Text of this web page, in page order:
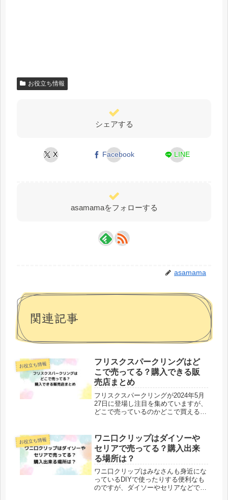
お役立ち情報
シェアする
X Facebook LINE
asamamaをフォローする
asamama
関連記事
お役立ち情報
フリスクスパークリングはど
こで売ってる？購入できる販
売店まとめ
フリスクスパークリングが2024年5月
27日に登場し注目を集めていますが、
どこで売っているのかどこで買えるの
SPARKLING（フリスクスパークリン
グ）」の価格や、実際に飲んだ人々...
お役立ち情報
ワニ口クリップはダイソーや
セリアで売ってる？購入出来
る場所は？
ワニ口クリップはみなさんも身近にな
っているDIYで使ったりする便利なも
のですが、ダイソーやセリアなどで売